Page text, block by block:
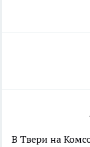
В Твери на